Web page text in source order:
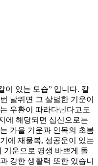
이 있는 모습” 입니다. 칼
날뛰면 그 살벌한 기운이
우환이 따라다닌다고도
에 해당되면 십신으로는
가을 기운과 인목의 초봄
에 재물복, 성공운이 있는
기운으로 평생 바쁘게 돌
강한 생활력 또한 있습니